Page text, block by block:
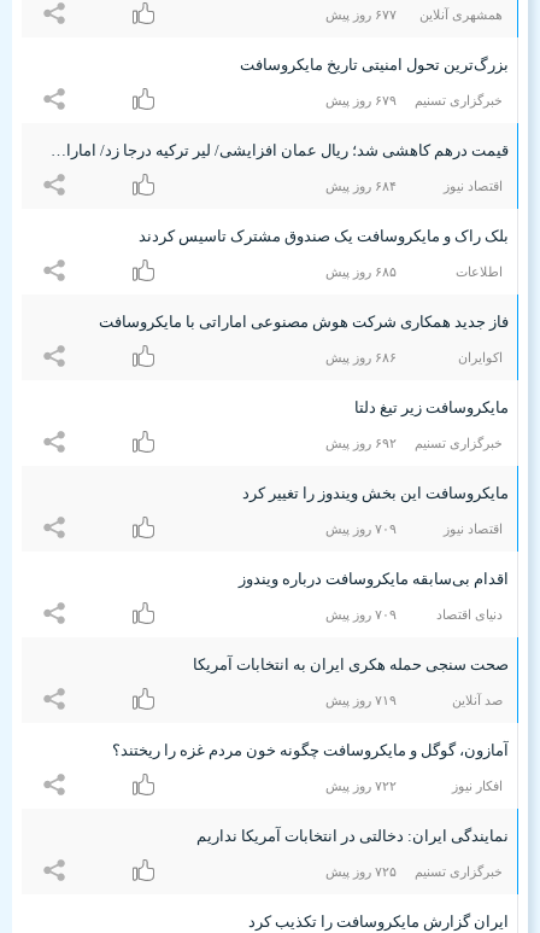
همشهری آنلاین ۶۷۷ روز پیش
بزرگ‌ترین تحول امنیتی تاریخ مایکروسافت
خبرگزاری تسنیم ۶۷٩ روز پیش
قیمت درهم کاهشی شد؛ ریال عمان افزایشی/ لیر ترکیه درجا زد/ امارات شریک مایکروسافت شد
اقتصاد نیوز ۶۸۴ روز پیش
بلک راک و مایکروسافت یک صندوق مشترک تاسیس کردند
اطلاعات ۶۸۵ روز پیش
فاز جدید همکاری شرکت هوش مصنوعی اماراتی با مایکروسافت
اکوایران ۶۸۶ روز پیش
مایکروسافت زیر تیغ دلتا
خبرگزاری تسنیم ۶٩۲ روز پیش
مایکروسافت این بخش ویندوز را تغییر کرد
اقتصاد نیوز ۷۰٩ روز پیش
اقدام بی‌سابقه مایکروسافت درباره ویندوز
دنیای اقتصاد ۷۰٩ روز پیش
صحت سنجی حمله هکری ایران به انتخابات آمریکا
صد آنلاین ۷۱٩ روز پیش
آمازون، گوگل و مایکروسافت چگونه خون مردم غزه را ریختند؟
افکار نیوز ۷۲۲ روز پیش
نمایندگی ایران: دخالتی در انتخابات آمریکا نداریم
خبرگزاری تسنیم ۷۲۵ روز پیش
ایران گزارش مایکروسافت را تکذیب کرد